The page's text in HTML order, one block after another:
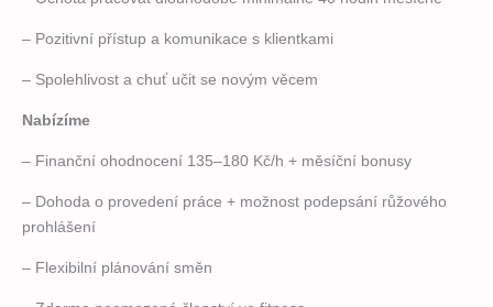
– Pozitivní přístup a komunikace s klientkami
– Spolehlivost a chuť učit se novým věcem
Nabízíme
– Finanční ohodnocení 135–180 Kč/h + měsíční bonusy
– Dohoda o provedení práce + možnost podepsání růžového
prohlášení
– Flexibilní plánování směn